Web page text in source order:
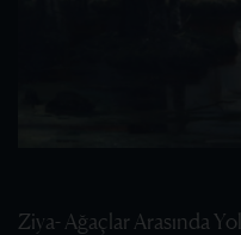
Ziya- Ağaçlar Arasında Yol